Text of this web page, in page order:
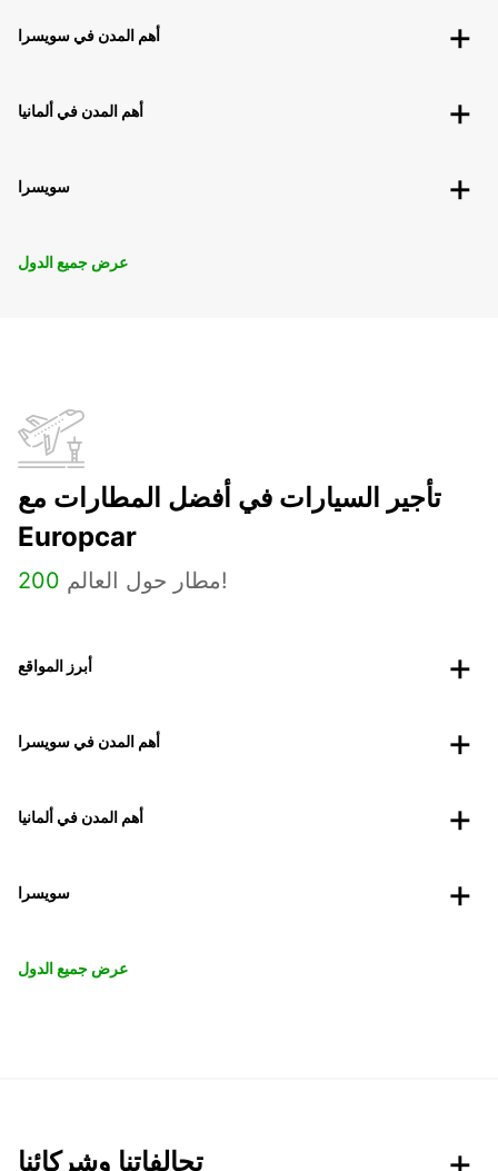
أهم المدن في سويسرا
أهم المدن في ألمانيا
سويسرا
عرض جميع الدول
تأجير السيارات في أفضل المطارات مع
Europcar
200 مطار حول العالم!
أبرز المواقع
أهم المدن في سويسرا
أهم المدن في ألمانيا
سويسرا
عرض جميع الدول
تحالفاتنا وشركائنا